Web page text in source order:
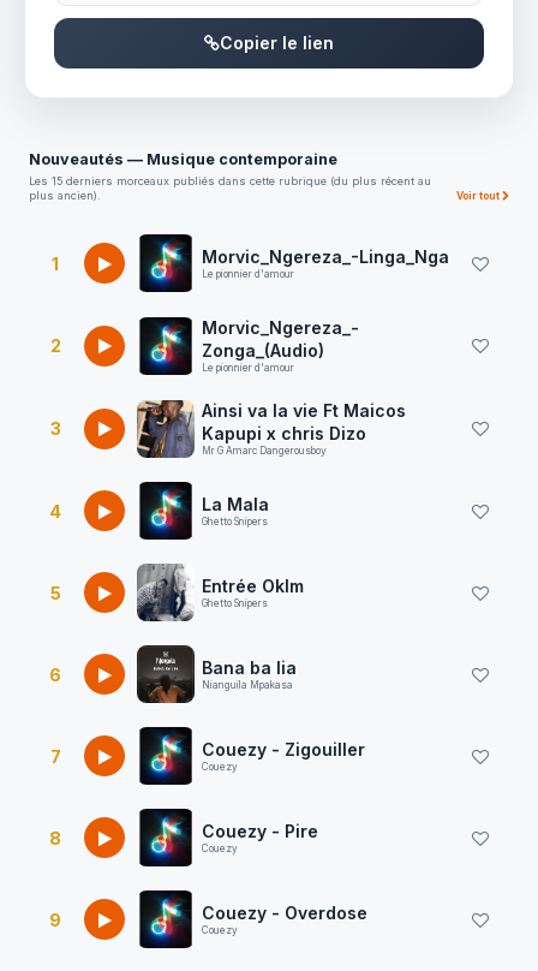
Copier le lien
Nouveautés — Musique contemporaine
Les 15 derniers morceaux publiés dans cette rubrique (du plus récent au
plus ancien).
Voir tout
1 Morvic_Ngereza_-Linga_Nga
Le pionnier d'amour
2
Morvic_Ngereza_-
Zonga_(Audio)
Le pionnier d'amour
3
Ainsi va la vie Ft Maicos
Kapupi x chris Dizo
Mr G Amarc Dangerousboy
4 La Mala
Ghetto Snipers
5 Entrée Oklm
Ghetto Snipers
6 Bana ba lia
Nianguila Mpakasa
7 Couezy - Zigouiller
Couezy
8 Couezy - Pire
Couezy
9 Couezy - Overdose
Couezy